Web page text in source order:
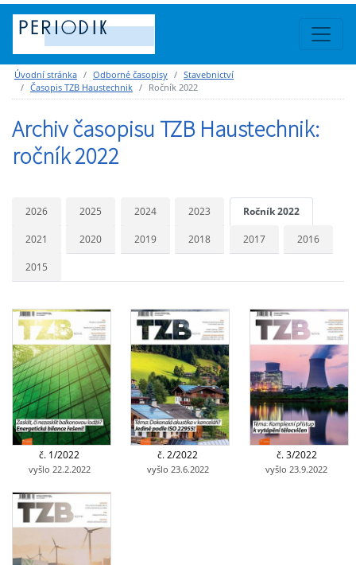
Úvodní stránka Odborné časopisy
Stavebnictví
Časopis TZB Haustechnik
Ročník 2022
Archiv časopisu TZB Haustechnik:
ročník 2022
2026 2025 2024 2023 Ročník 2022
2021 2020 2019 2018 2017 2016
2015
č. 1/2022
vyšlo 22.2.2022
č. 2/2022
vyšlo 23.6.2022
č. 3/2022
vyšlo 23.9.2022